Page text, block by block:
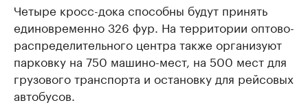
Четыре кросс-дока способны будут принять
единовременно 326 фур. На территории оптово-
распределительного центра также организуют
парковку на 750 машино-мест, на 500 мест для
грузового транспорта и остановку для рейсовых
автобусов.